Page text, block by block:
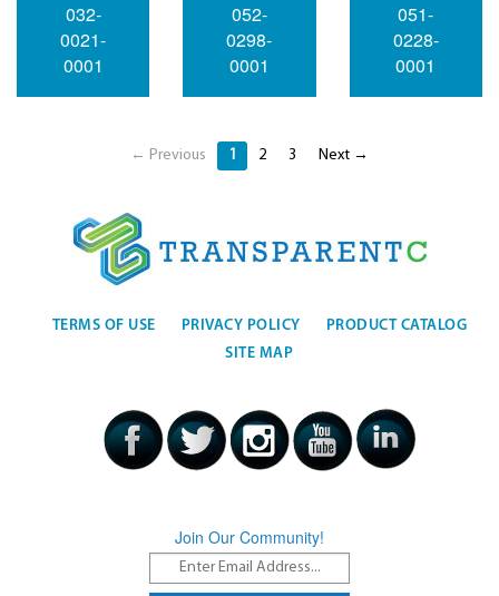
032-
0021-
0001
052-
0298-
0001
051-
0228-
0001
← Previous 1 2 3 Next →
TERMS OF USE PRIVACY POLICY
PRODUCT CATALOG
SITE MAP
Join Our Community!